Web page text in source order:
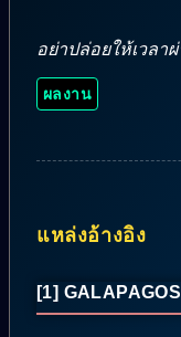
อย่าปล่อยให้เวลา
ผลงาน
แหล่งอ้างอิง
[1]